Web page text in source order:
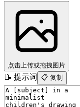
点击上传或拖拽图片
📝 提示词 📋 复制